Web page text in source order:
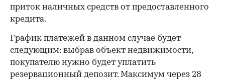
приток наличных средств от предоставленного
кредита.
График платежей в данном случае будет
следующим: выбрав объект недвижимости,
покупателю нужно будет уплатить
резервационный депозит. Максимум через 28